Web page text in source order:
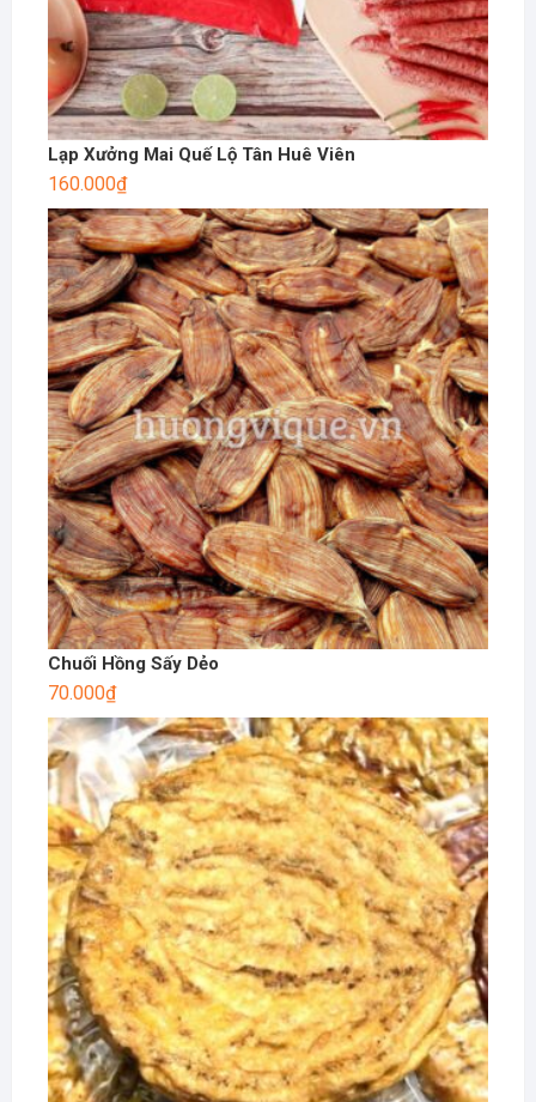
Lạp Xưởng Mai Quế Lộ Tân Huê Viên
160.000₫
Chuối Hồng Sấy Dẻo
70.000₫